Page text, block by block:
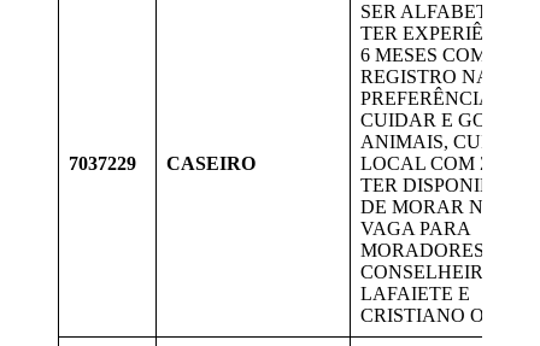
7037229 CASEIRO
SER
TER EXPERIÊNCIA
6 MESES COM
REGISTRO NA
PREFERÊNCIA.
CUIDAR E GOSTAR
ANIMAIS, CUIDAR
LOCAL COM ZELO.
TER
DE MORAR NO
VAGA PARA
MORADORES DE
CONSELHEIRO
LAFAIETE E
CRISTIANO OTONI.